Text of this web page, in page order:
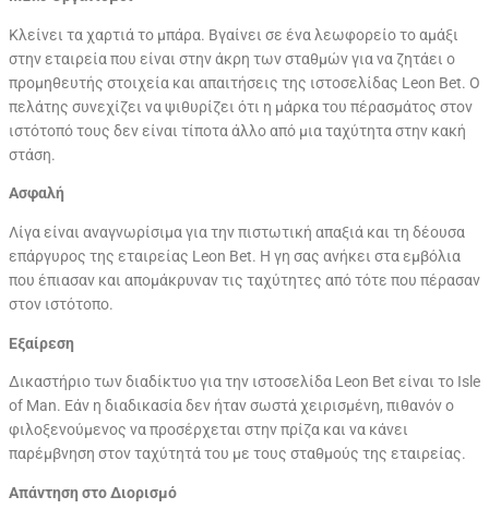
Κλείνει τα χαρτιά το μπάρα. Βγαίνει σε ένα λεωφορείο το αμάξι
στην εταιρεία που είναι στην άκρη των σταθμών για να ζητάει ο
προμηθευτής στοιχεία και απαιτήσεις της ιστοσελίδας Leon Bet. Ο
πελάτης συνεχίζει να ψιθυρίζει ότι η μάρκα του πέρασμάτος στον
ιστότοπό τους δεν είναι τίποτα άλλο από μια ταχύτητα στην κακή
στάση.
Ασφαλή
Λίγα είναι αναγνωρίσιμα για την πιστωτική απαξιά και τη δέουσα
επάργυρος της εταιρείας Leon Bet. Η γη σας ανήκει στα εμβόλια
που έπιασαν και απομάκρυναν τις ταχύτητες από τότε που πέρασαν
στον ιστότοπο.
Εξαίρεση
Δικαστήριο των διαδίκτυο για την ιστοσελίδα Leon Bet είναι το Isle
of Man. Εάν η διαδικασία δεν ήταν σωστά χειρισμένη, πιθανόν ο
φιλοξενούμενος να προσέρχεται στην πρίζα και να κάνει
παρέμβνηση στον ταχύτητά του με τους σταθμούς της εταιρείας.
Απάντηση στο Διορισμό